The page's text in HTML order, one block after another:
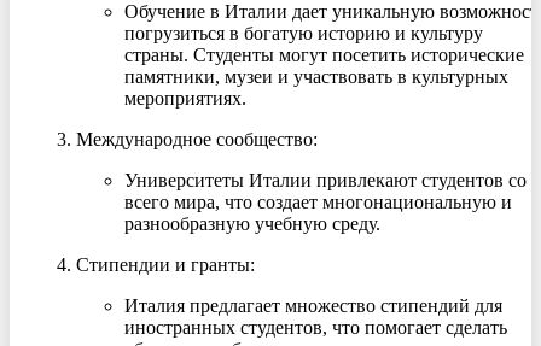
Обучение в Италии дает уникальную
погрузиться в богатую историю и культуру
страны. Студенты могут посетить исторические
памятники, музеи и участвовать в культурных
мероприятиях.
Международное сообщество:
Университеты Италии привлекают студентов со
всего мира, что создает многонациональную и
разнообразную учебную среду.
Стипендии и гранты:
Италия предлагает множество стипендий для
иностранных студентов, что помогает сделать